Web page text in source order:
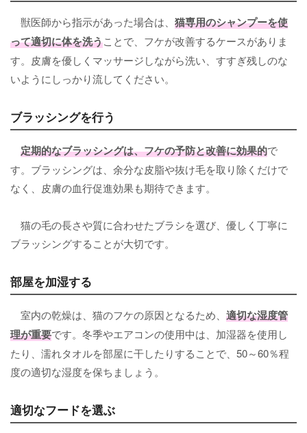
獣医師から指示があった場合は、 猫専用のシャンプーを使
って適切に体を洗うことで、フケが改善するケースがありま
す。皮膚を優しくマッサージしながら洗い、すすぎ残しのな
いようにしっかり流してください。
ブラッシングを行う
定期的なブラッシングは、フケの予防と改善に効果的で
す。ブラッシングは、余分な皮脂や抜け毛を取り除くだけで
なく、皮膚の血行促進効果も期待できます。
猫の毛の長さや質に合わせたブラシを選び、優しく丁寧に
ブラッシングすることが大切です。
部屋を加湿する
室内の乾燥は、猫のフケの原因となるため、 適切な湿度管
理が重要です。冬季やエアコンの使用中は、加湿器を使用し
たり、濡れタオルを部屋に干したりすることで、50～60％程
度の適切な湿度を保ちましょう。
適切なフードを選ぶ